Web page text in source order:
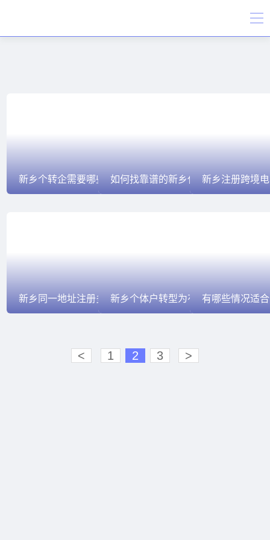
新乡个转企需要哪些具体材料,新乡个体户代办 如何找靠谱的新乡代理记账公司
新乡同一地址注册多个个体户的风险有哪些？ 新乡个体户转型为有限公司的流程是什么？
< 1 2 3 >